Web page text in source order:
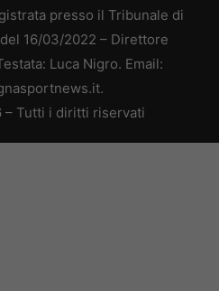
presso il Tribunale di
16/03/2022 – Direttore
Luca Nigro. Email:
Tutti i diritti riservati